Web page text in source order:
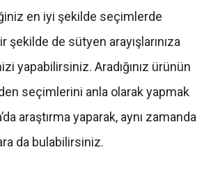
en iyi şekilde seçimlerde
şekilde de sütyen arayışlarınıza
yapabilirsiniz. Aradığınız ürünün
seçimlerini anla olarak yapmak
araştırma yaparak, aynı zamanda
da bulabilirsiniz.